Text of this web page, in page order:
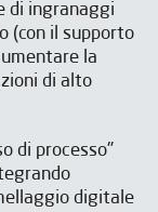
di ingranaggi
(con il supporto
la
di alto
di processo"
digitale